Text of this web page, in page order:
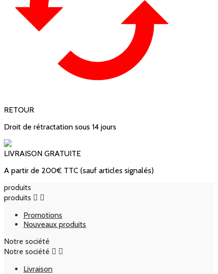
RETOUR
Droit de rétractation sous 14 jours
LIVRAISON GRATUITE
A partir de 200€ TTC (sauf articles signalés)
produits
produits  
Promotions
Nouveaux produits
Notre société
Notre société  
Livraison